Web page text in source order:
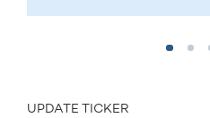
UPDATE TICKER